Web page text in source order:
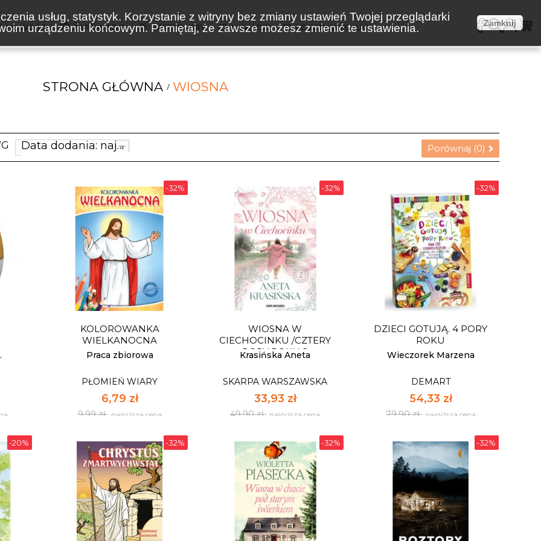
usług, statystyk. Korzystanie z witryny bez zmiany ustawień Twojej przeglądarki
urządzeniu końcowym. Pamiętaj, że zawsze możesz zmienić te ustawienia.
Zamknij
NOWOŚCI ZAPOWIEDZI BESTSELLERY WAKACJE KOSZTY WYSYŁKI
STRONA GŁÓWNA WIOSNA
Data dodania: najnowsze Porównaj (0)
-32%
KOLOROWANKA
WIELKANOCNA
Praca zbiorowa
PŁOMIEŃ WIARY
6,79 zł
9,99 zł najniższa cena
-32%
WIOSNA W
CIECHOCINKU /CZTERY
PORY ROKU 2
Krasińska Aneta
SKARPA WARSZAWSKA
33,93 zł
49,90 zł najniższa cena
WIOSNA W
CIECHOCINKU /CZTERY
PORY ROKU 2
SKARPA WARSZAWSKA
-32%
DZIECI GOTUJĄ. 4 PORY
ROKU
Wieczorek Marzena
DEMART
54,33 zł
79,90 zł najniższa cena
DZIECI GOTUJĄ. 4 PORY
ROKU
DEMART
-20% -32% -32% -32%